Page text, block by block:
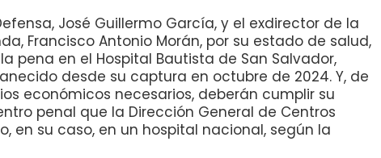
José Guillermo García, y el exdirector de la
Francisco Antonio Morán, por su estado de salud,
pena en el Hospital Bautista de San Salvador,
desde su captura en octubre de 2024. Y, de
económicos necesarios, deberán cumplir su
penal que la Dirección General de Centros
en su caso, en un hospital nacional, según la